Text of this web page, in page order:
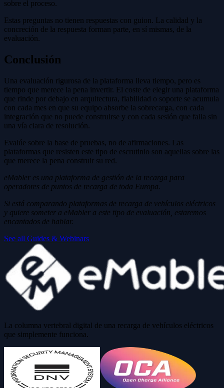
sobre el proceso.
Estas preguntas no tienen respuestas con guion. La calidad y la
concreción de la respuesta forman parte, en sí mismas, de la
evaluación.
Conclusión
Una evaluación rigurosa de la plataforma lleva tiempo, pero es
tiempo que merece la pena invertir. El coste de elegir una plataforma
que rinde por debajo en arquitectura, fiabilidad o soporte se acumula
con cada mes en que su equipo absorbe la sobrecarga, con cada
integración que no puede construirse y con cada sesión que falla sin
una vía clara de resolución.
Evalúe sobre la base de pruebas, no de afirmaciones. Las
plataformas que resisten este tipo de escrutinio son aquellas sobre las
que merece la pena construir su red.
eMabler es una plataforma de gestión de la recarga para
operadores de puntos de recarga de toda Europa.
Si está comparando plataformas de recarga de vehículos eléctricos
y quiere someter a eMabler a este tipo de evaluación, estaremos
encantados de hablar.
See all Guides & Webinars
La columna vertebral digital de una recarga de vehículos eléctricos
que simplemente funciona.